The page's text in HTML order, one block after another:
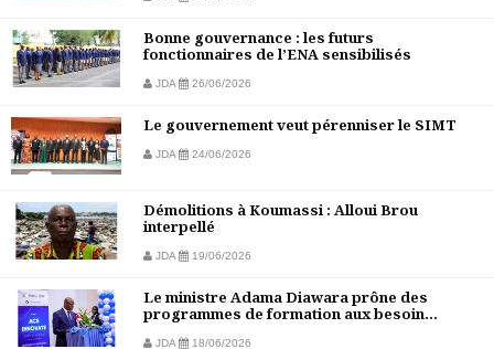
Bonne gouvernance : les futurs
fonctionnaires de l’ENA sensibilisés
JDA 26/06/2026
Le gouvernement veut pérenniser le SIMT
JDA 24/06/2026
Démolitions à Koumassi : Alloui Brou
interpellé
JDA 19/06/2026
Le ministre Adama Diawara prône des
programmes de formation aux besoin...
JDA 18/06/2026